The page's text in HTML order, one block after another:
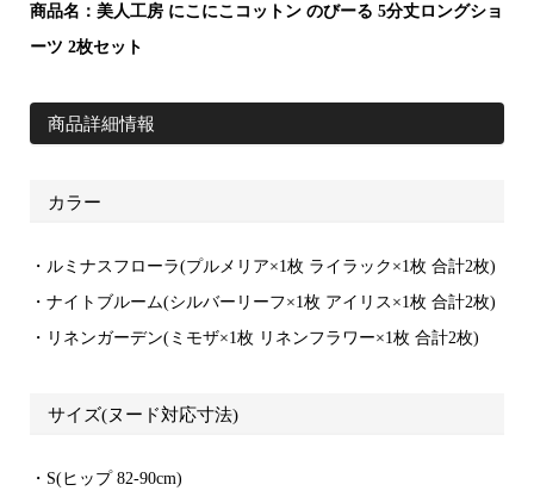
商品名：美人工房 にこにこコットン のびーる 5分丈ロングショ
ーツ 2枚セット
商品詳細情報
カラー
・ルミナスフローラ(プルメリア×1枚 ライラック×1枚 合計2枚)
・ナイトブルーム(シルバーリーフ×1枚 アイリス×1枚 合計2枚)
・リネンガーデン(ミモザ×1枚 リネンフラワー×1枚 合計2枚)
サイズ(ヌード対応寸法)
・S(ヒップ 82-90cm)